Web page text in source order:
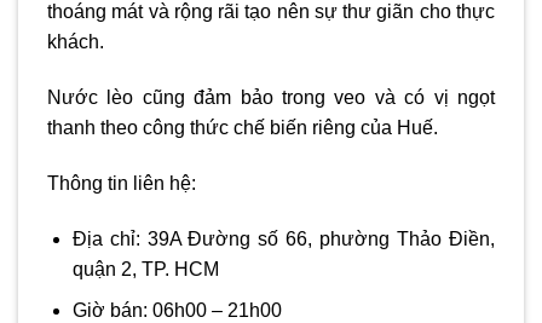
thoáng mát và rộng rãi tạo nên sự thư giãn cho thực
khách.
Nước lèo cũng đảm bảo trong veo và có vị ngọt
thanh theo công thức chế biến riêng của Huế.
Thông tin liên hệ:
Địa chỉ: 39A Đường số 66, phường Thảo Điền,
quận 2, TP. HCM
Giờ bán: 06h00 – 21h00